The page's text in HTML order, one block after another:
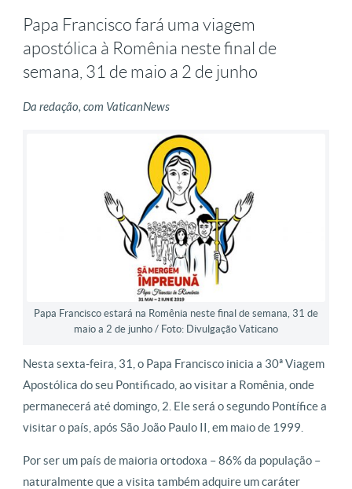
Papa Francisco fará uma viagem
apostólica à Romênia neste final de
semana, 31 de maio a 2 de junho
Da redação, com VaticanNews
Papa Francisco estará na Romênia neste final de semana, 31 de
maio a 2 de junho / Foto: Divulgação Vaticano
Nesta sexta-feira, 31, o Papa Francisco inicia a 30ª Viagem
Apostólica do seu Pontificado, ao visitar a Romênia, onde
permanecerá até domingo, 2. Ele será o segundo Pontífice a
visitar o país, após São João Paulo II, em maio de 1999.
Por ser um país de maioria ortodoxa – 86% da população –
naturalmente que a visita também adquire um caráter